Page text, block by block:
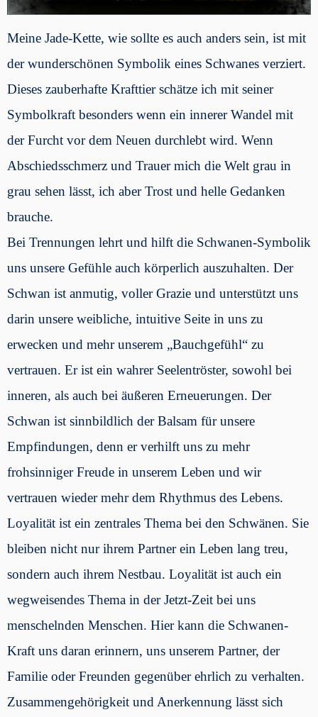
Meine Jade-Kette, wie sollte es auch anders sein, ist mit
der wunderschönen Symbolik eines Schwanes verziert.
Dieses zauberhafte Krafttier schätze ich mit seiner
Symbolkraft besonders wenn ein innerer Wandel mit
der Furcht vor dem Neuen durchlebt wird. Wenn
Abschiedsschmerz und Trauer mich die Welt grau in
grau sehen lässt, ich aber Trost und helle Gedanken
brauche.
Bei Trennungen lehrt und hilft die Schwanen-Symbolik
uns unsere Gefühle auch körperlich auszuhalten. Der
Schwan ist anmutig, voller Grazie und unterstützt uns
darin unsere weibliche, intuitive Seite in uns zu
erwecken und mehr unserem „Bauchgefühl“ zu
vertrauen. Er ist ein wahrer Seelentröster, sowohl bei
inneren, als auch bei äußeren Erneuerungen. Der
Schwan ist sinnbildlich der Balsam für unsere
Empfindungen, denn er verhilft uns zu mehr
frohsinniger Freude in unserem Leben und wir
vertrauen wieder mehr dem Rhythmus des Lebens.
Loyalität ist ein zentrales Thema bei den Schwänen. Sie
bleiben nicht nur ihrem Partner ein Leben lang treu,
sondern auch ihrem Nestbau. Loyalität ist auch ein
wegweisendes Thema in der Jetzt-Zeit bei uns
menschelnden Menschen. Hier kann die Schwanen-
Kraft uns daran erinnern, uns unserem Partner, der
Familie oder Freunden gegenüber ehrlich zu verhalten.
Zusammengehörigkeit und Anerkennung lässt sich